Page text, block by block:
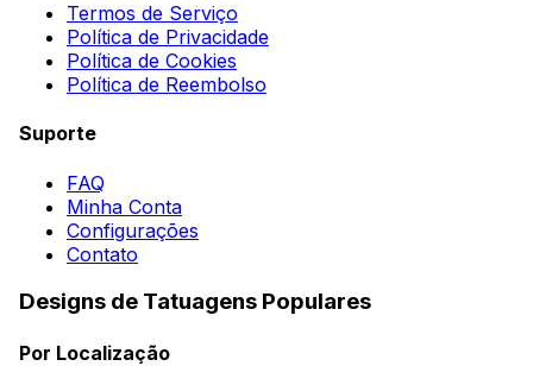
Termos de Serviço
Política de Privacidade
Política de Cookies
Política de Reembolso
Suporte
FAQ
Minha Conta
Configurações
Contato
Designs de Tatuagens Populares
Por Localização